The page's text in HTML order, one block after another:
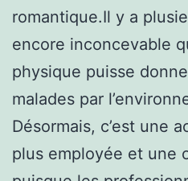
romantique.Il y a
encore inconcevable
physique puisse
malades par
Désormais, c’est une
plus employée et une